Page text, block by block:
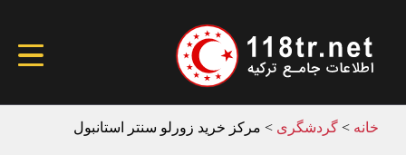
خانه > گردشگری > مرکز خرید زورلو سنتر استانبول